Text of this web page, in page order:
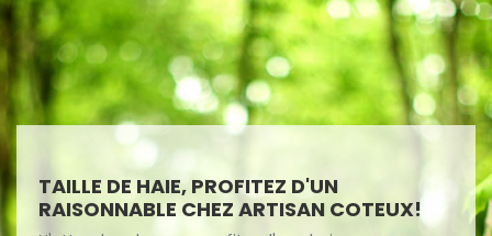
TAILLE DE HAIE, PROFITEZ D'UN
RAISONNABLE CHEZ ARTISAN COTEUX!